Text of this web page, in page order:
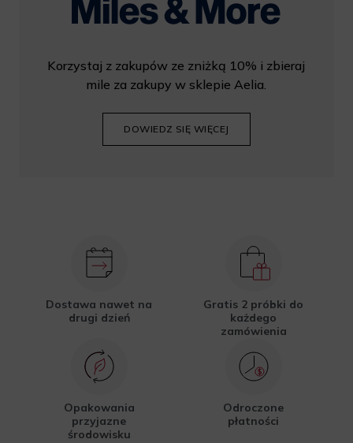
Korzystaj z zakupów ze zniżką 10% i zbieraj
mile za zakupy w sklepie Aelia.
DOWIEDZ SIĘ WIĘCEJ
Dostawa nawet na
drugi dzień
Gratis 2 próbki do
każdego
zamówienia
Opakowania
przyjazne
środowisku
Odroczone
płatności